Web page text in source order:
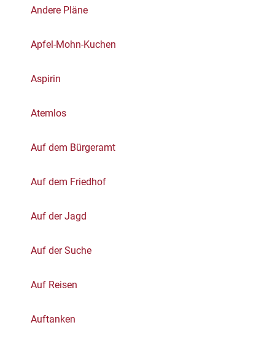
Andere Pläne
Apfel-Mohn-Kuchen
Aspirin
Atemlos
Auf dem Bürgeramt
Auf dem Friedhof
Auf der Jagd
Auf der Suche
Auf Reisen
Auftanken